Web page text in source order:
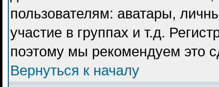
пользователям: аватары,
участие в группах и т.д.
поэтому мы рекомендуем это
Вернуться к началу